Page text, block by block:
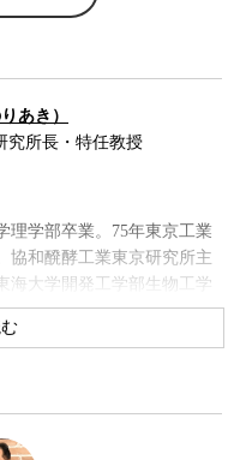
あき）
究所長・特任教授
理学部卒業。75年東京工業
協和醗酵工業東京研究所主
海大学開発工学部生物工学
どを経て2016年より現職。
』、『